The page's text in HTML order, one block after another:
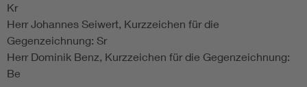
Kr
Herr Johannes Seiwert, Kurzzeichen für die
Gegenzeichnung: Sr
Herr Dominik Benz, Kurzzeichen für die Gegenzeichnung:
Be